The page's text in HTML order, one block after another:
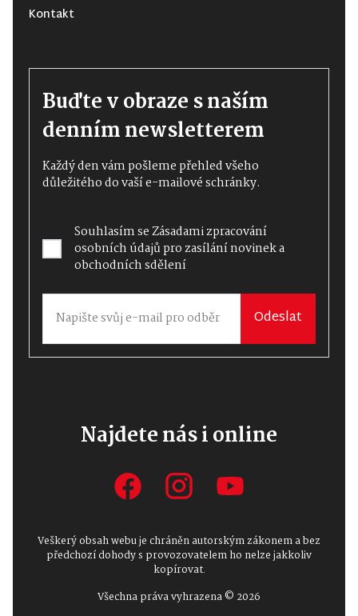
Kontakt
Buďte v obraze s naším
denním newsletterem
Každý den vám pošleme přehled všeho
důležitého do vaší e-mailové schránky.
Souhlasím seZásadami zpracování
osobních údajůpro zasílání novinek a
obchodních sdělení
Odeslat
Najdete nás i online
Veškerý obsah webu je chráněn autorským zákonem a bez
předchozí dohody s provozovatelem ho nelze jakkoliv
kopírovat.
Všechna práva vyhrazena © 2026